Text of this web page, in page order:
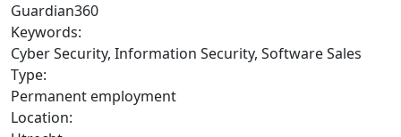
Guardian360
Keywords:
Cyber Security, Information Security, Software Sales
Type:
Permanent employment
Location: